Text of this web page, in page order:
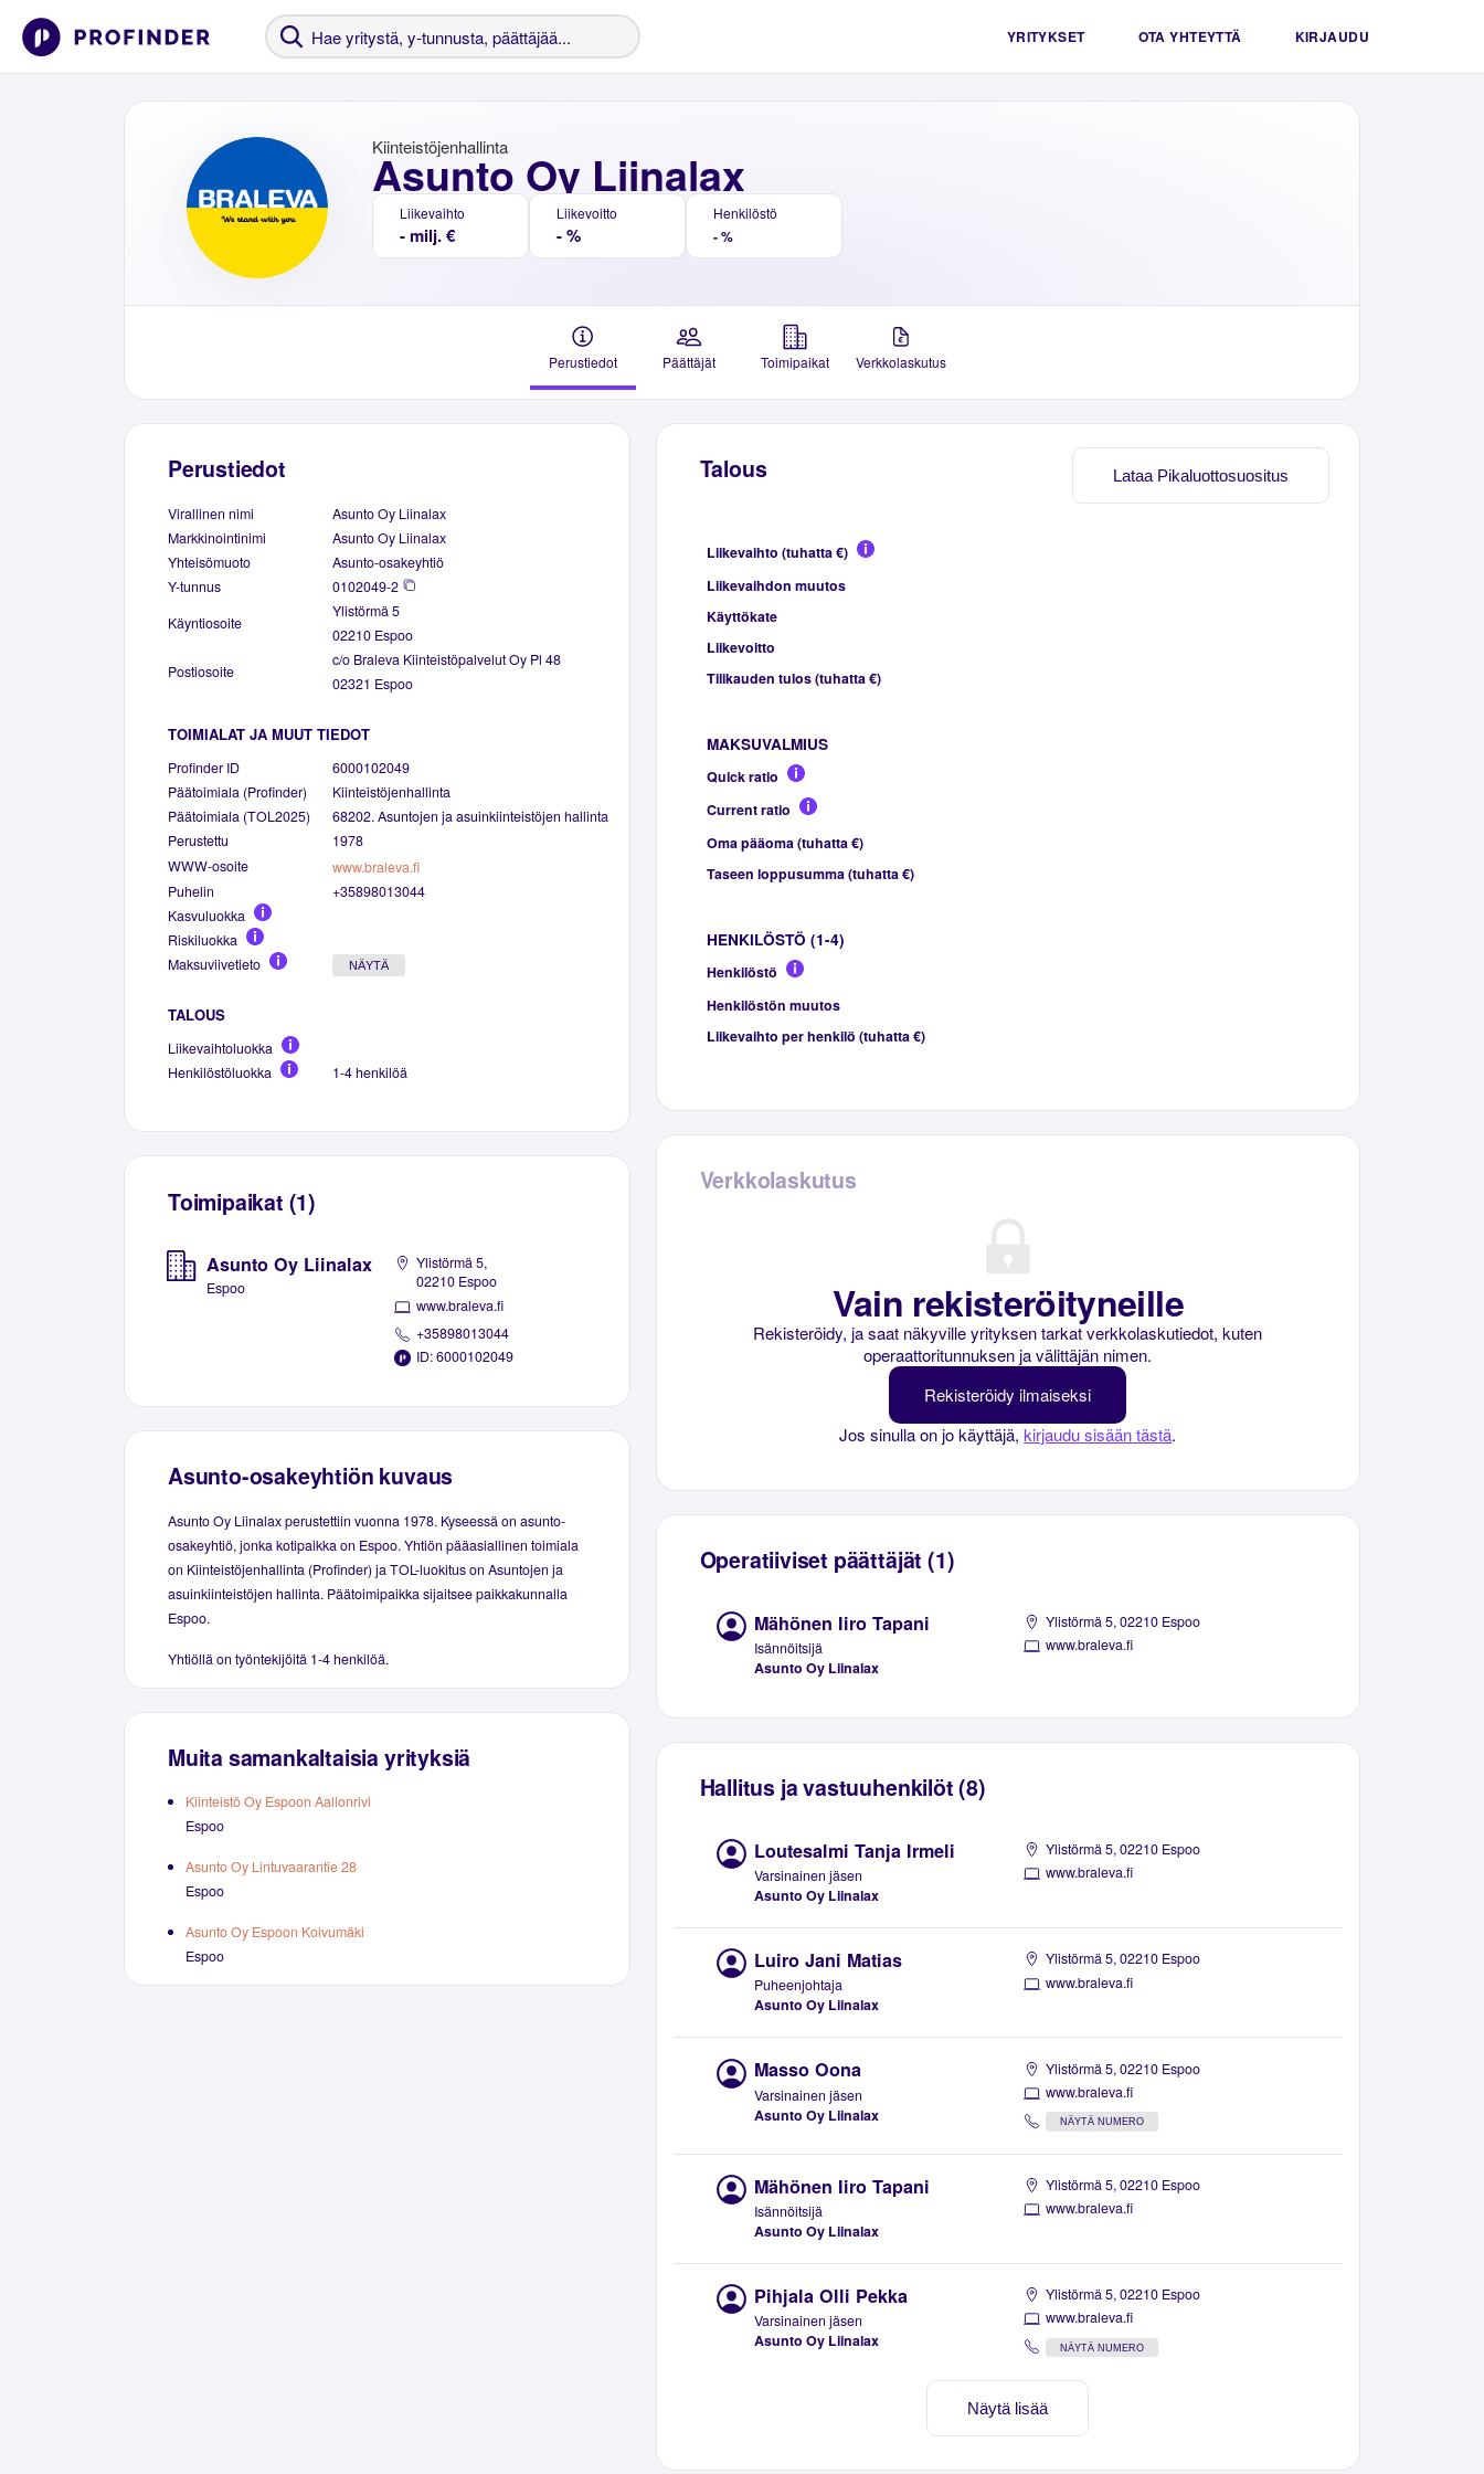
YRITYKSET OTA YHTEYTTÄ KIRJAUDU
Asunto Oy Liinalax
Kiinteistöjenhallinta
Liikevaihto
- milj. €
Liikevoitto
- %
Henkilöstö
- %
Perustiedot Päättäjät Toimipaikat Verkkolaskutus
Perustiedot
Virallinen nimi
Asunto Oy Liinalax
Markkinointinimi
Asunto Oy Liinalax
Yhteisömuoto
Asunto-osakeyhtiö
Y-tunnus
0102049-2
Käyntiosoite
Ylistörmä 5
02210 Espoo
Postiosoite
c/o Braleva Kiinteistöpalvelut Oy Pl 48
02321 Espoo
TOIMIALAT JA MUUT TIEDOT
Profinder ID
6000102049
Päätoimiala (Profinder)
Kiinteistöjenhallinta
Päätoimiala (TOL2025)
68202. Asuntojen ja asuinkiinteistöjen hallinta
Perustettu
1978
WWW-osoite
www.braleva.fi
Puhelin
+35898013044
Kasvuluokka
Riskiluokka
Maksuviivetieto
NÄYTÄ
TALOUS
Liikevaihtoluokka
Henkilöstöluokka
1-4 henkilöä
Toimipaikat (1)
Asunto Oy Liinalax
Espoo
Ylistörmä 5,
02210 Espoo
www.braleva.fi
+35898013044
ID: 6000102049
Asunto-osakeyhtiön kuvaus
Asunto Oy Liinalax perustettiin vuonna 1978. Kyseessä on asunto-
osakeyhtiö, jonka kotipaikka on Espoo. Yhtiön pääasiallinen toimiala
on Kiinteistöjenhallinta (Profinder) ja TOL-luokitus on Asuntojen ja
asuinkiinteistöjen hallinta. Päätoimipaikka sijaitsee paikkakunnalla
Espoo.
Yhtiöllä on työntekijöitä 1-4 henkilöä.
Muita samankaltaisia yrityksiä
Kiinteistö Oy Espoon Aallonrivi
Espoo
Asunto Oy Lintuvaarantie 28
Espoo
Asunto Oy Espoon Koivumäki
Espoo
Lataa Pikaluottosuositus
Talous
Liikevaihto (tuhatta €)
Liikevaihdon muutos
Käyttökate
Liikevoitto
Tilikauden tulos (tuhatta €)
MAKSUVALMIUS
Quick ratio
Current ratio
Oma pääoma (tuhatta €)
Taseen loppusumma (tuhatta €)
HENKILÖSTÖ (1-4)
Henkilöstö
Henkilöstön muutos
Liikevaihto per henkilö (tuhatta €)
Verkkolaskutus
Vain rekisteröityneille
Rekisteröidy, ja saat näkyville yrityksen tarkat verkkolaskutiedot, kuten
operaattoritunnuksen ja välittäjän nimen.
Rekisteröidy ilmaiseksi
Jos sinulla on jo käyttäjä,kirjaudu sisään tästä.
Operatiiviset päättäjät (1)
Mähönen Iiro Tapani
Isännöitsijä
Asunto Oy Liinalax
Ylistörmä 5, 02210 Espoo
www.braleva.fi
Hallitus ja vastuuhenkilöt (8)
Loutesalmi Tanja Irmeli
Varsinainen jäsen
Asunto Oy Liinalax
Ylistörmä 5, 02210 Espoo
www.braleva.fi
Luiro Jani Matias
Puheenjohtaja
Asunto Oy Liinalax
Ylistörmä 5, 02210 Espoo
www.braleva.fi
Masso Oona
Varsinainen jäsen
Asunto Oy Liinalax
Ylistörmä 5, 02210 Espoo
www.braleva.fi
NÄYTÄ NUMERO
Mähönen Iiro Tapani
Isännöitsijä
Asunto Oy Liinalax
Ylistörmä 5, 02210 Espoo
www.braleva.fi
Pihjala Olli Pekka
Varsinainen jäsen
Asunto Oy Liinalax
Ylistörmä 5, 02210 Espoo
www.braleva.fi
NÄYTÄ NUMERO
Näytä lisää